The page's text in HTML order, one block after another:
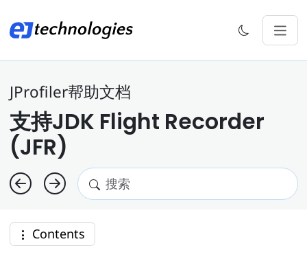
JProfiler帮助文档
支持JDK Flight Recorder
(JFR)
Contents